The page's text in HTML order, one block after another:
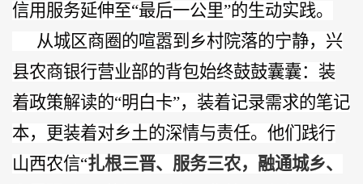
信用服务延伸至“最后一公里”的生动实践。
从城区商圈的喧嚣到乡村院落的宁静，兴
县农商银行营业部的背包始终鼓鼓囊囊：装
着政策解读的“明白卡”，装着记录需求的笔记
本，更装着对乡土的深情与责任。他们践行
山西农信“扎根三晋、服务三农，融通城乡、